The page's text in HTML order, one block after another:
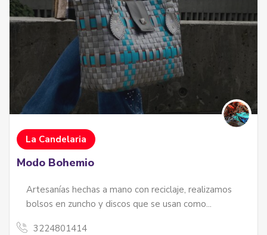
La Candelaria
Modo Bohemio
Artesanías hechas a mano con reciclaje, realizamos
bolsos en zuncho y discos que se usan como...
3224801414